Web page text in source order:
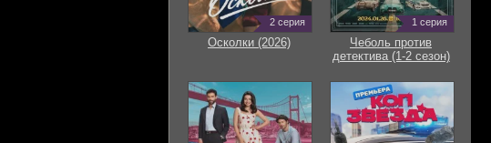
2 серия
Осколки (2026)
1 серия
Чеболь против
детектива (1-2 сезон)